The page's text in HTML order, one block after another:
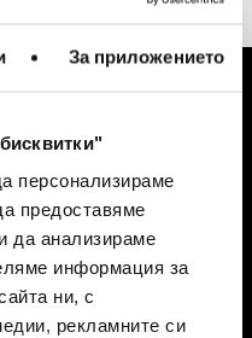
За приложението
персонализираме
предоставяме
да анализираме
информация за
ни, с
рекламните си